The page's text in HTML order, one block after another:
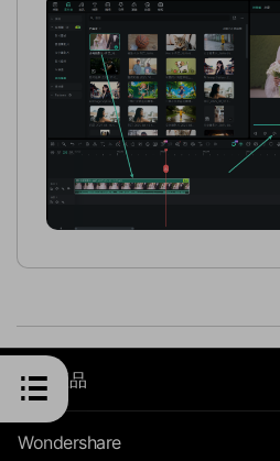
主要產品
Wondershare